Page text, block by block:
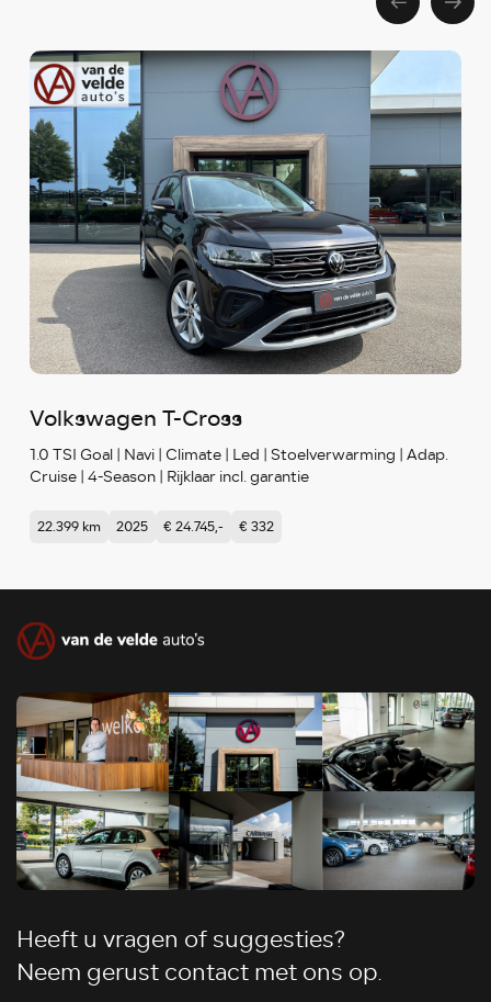
Volkswagen T-Cross
1.0 TSI Goal | Navi | Climate | Led | Stoelverwarming | Adap.
Cruise | 4-Season | Rijklaar incl. garantie
22.399 km 2025 € 24.745,- € 332
Heeft u vragen of suggesties?
Neem gerust contact met ons op.